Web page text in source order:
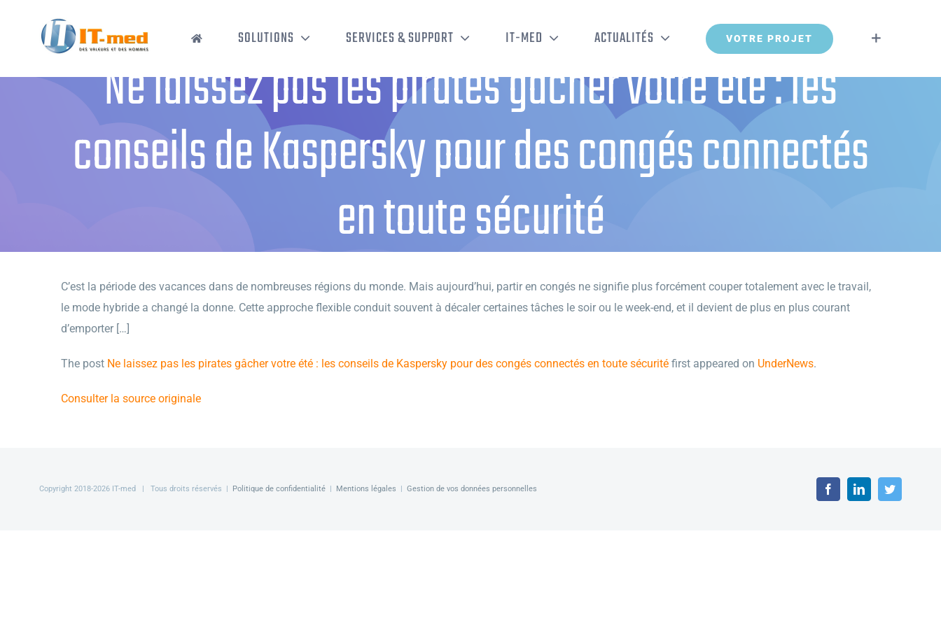
SOLUTIONS SERVICES & SUPPORT IT-MED ACTUALITÉS VOTRE PROJET
Ne laissez pas les pirates gâcher votre été : les
conseils de Kaspersky pour des congés connectés
en toute sécurité
C’est la période des vacances dans de nombreuses régions du monde. Mais aujourd’hui, partir en congés ne signifie plus forcément couper totalement avec le travail,
le mode hybride a changé la donne. Cette approche flexible conduit souvent à décaler certaines tâches le soir ou le week-end, et il devient de plus en plus courant
d’emporter […]
The post Ne laissez pas les pirates gâcher votre été : les conseils de Kaspersky pour des congés connectés en toute sécurité first appeared on UnderNews.
Consulter la source originale
Copyright 2018-2026 IT-med | Tous droits réservés | Politique de confidentialité| Mentions légales | Gestion de vos données personnelles FacebookLinkedInTwitter